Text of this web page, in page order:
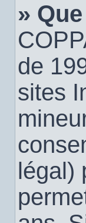
»
de
sites
légal)